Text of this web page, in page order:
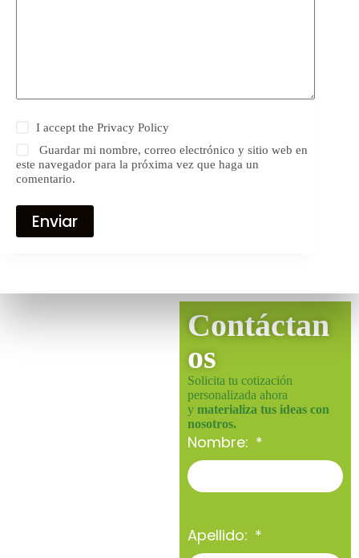
I accept thePrivacy Policy
Guardar mi nombre, correo electrónico y sitio web en
este navegador para la próxima vez que haga un
comentario.
Enviar
Contáctan
os
Solicita tu cotización
personalizada ahora
y materializa tus ideas con
nosotros.
Nombre:
Apellido: